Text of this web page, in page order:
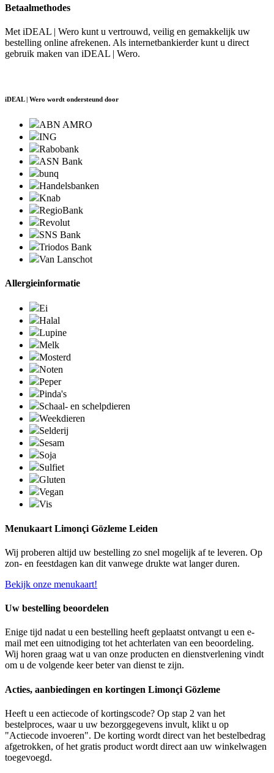
Betaalmethodes
Met iDEAL | Wero kunt u vertrouwd, veilig en gemakkelijk uw
bestelling online afrekenen. Als internetbankierder kunt u direct
gebruik maken van iDEAL | Wero.
iDEAL | Wero wordt ondersteund door
ABN AMRO
ING
Rabobank
ASN Bank
bunq
Handelsbanken
Knab
RegioBank
Revolut
SNS Bank
Triodos Bank
Van Lanschot
Allergieinformatie
Ei
Halal
Lupine
Melk
Mosterd
Noten
Peper
Pinda's
Schaal- en schelpdieren
Weekdieren
Selderij
Sesam
Soja
Sulfiet
Gluten
Vegan
Vis
Menukaart Limonçi Gözleme Leiden
Wij proberen altijd uw bestelling zo snel mogelijk af te leveren. Op
zon- en feestdagen kan dit vanwege drukte wat langer duren.
Bekijk onze menukaart!
Uw bestelling beoordelen
Enige tijd nadat u een bestelling heeft geplaatst ontvangt u een e-
mail met een uitnodiging tot het achterlaten van een beoordeling.
Wij horen graag wat u van onze producten en dienstverlening vindt
om u de volgende keer beter van dienst te zijn.
Acties, aanbiedingen en kortingen Limonçi Gözleme
Heeft u een actiecode of kortingscode? Op stap 2 van het
bestelproces, waar u uw bezorggegevens invult, klikt u op
"Actiecode invoeren". De korting wordt direct van het bestelbedrag
afgetrokken, of het gratis product wordt direct aan uw winkelwagen
toegevoegd.